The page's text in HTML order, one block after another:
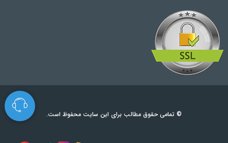
© تمامی حقوق مطالب برای این سایت محفوظ است.